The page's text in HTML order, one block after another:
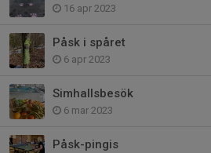
16 apr 2023
Påsk i spåret
6 apr 2023
Simhallsbesök
6 mar 2023
Påsk-pingis